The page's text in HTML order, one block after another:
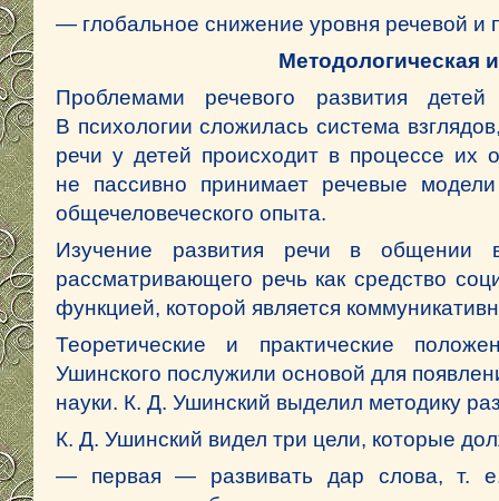
— глобальное снижение уровня речевой и
Методологическая
Проблемами речевого развития
В психологии сложилась система
речи у детей происходит в процессе
не пассивно принимает речевые
общечеловеческого опыта.
Изучение развития речи в общении
рассматривающего речь как средство
функцией, которой является
Теоретические и практические
Ушинского послужили основой для
науки. К. Д. Ушинский выделил методику
К. Д. Ушинский видел три цели, которые
— первая — развивать дар слова, т.